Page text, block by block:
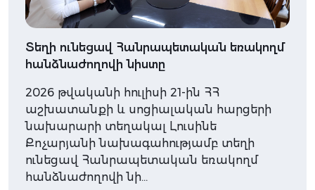
Տեղի ունեցավ Հանրապետական եռակողմ
հանձնաժողովի նիստը
2026 թվականի հուլիսի 21-ին ՀՀ
աշխատանքի և սոցիալական հարցերի
նախարարի տեղակալ Լուսինե
Քոչարյանի նախագահությամբ տեղի
ունեցավ Հանրապետական եռակողմ
հանձնաժողովի նի…